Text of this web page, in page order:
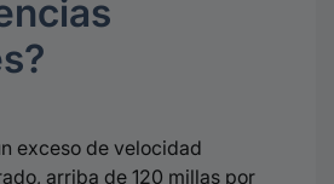
exceso de velocidad
arriba de 120 millas por